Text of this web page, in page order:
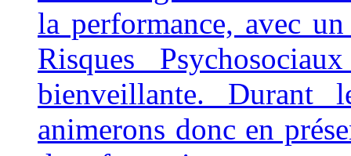
la performance, avec
Risques
bienveillante. Durant
animerons donc en